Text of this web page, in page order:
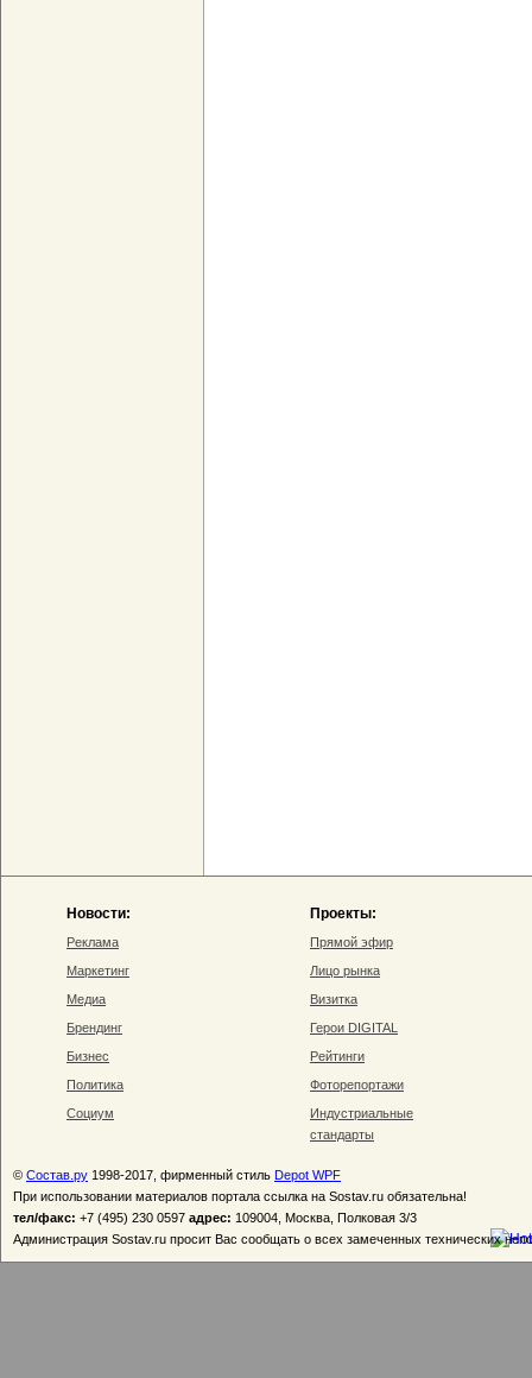
Новости:
Реклама
Маркетинг
Медиа
Брендинг
Бизнес
Политика
Социум
Проекты:
Прямой эфир
Лицо рынка
Визитка
Герои DIGITAL
Рейтинги
Фоторепортажи
Индустриальные
стандарты
© Состав.ру 1998-2017, фирменный стиль Depot WPF
При использовании материалов портала ссылка на Sostav.ru обязательна!
тел/факс: +7 (495) 230 0597 адрес: 109004, Москва, Полковая 3/3
Администрация Sostav.ru просит Вас сообщать о всех замеченных технических